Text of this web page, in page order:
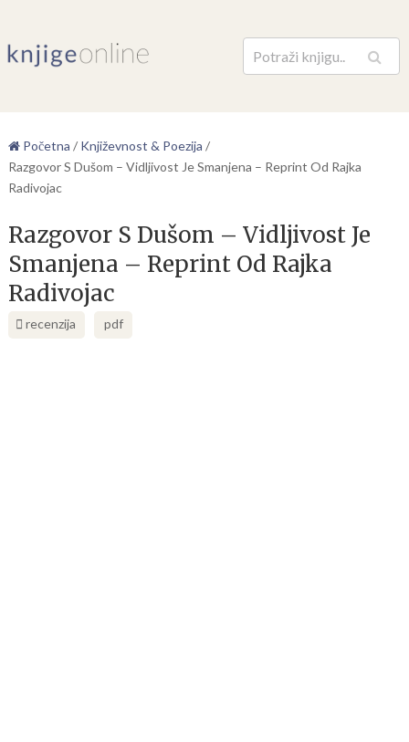
Pretraga
Početna / Književnost & Poezija /
Razgovor S Dušom – Vidljivost Je Smanjena – Reprint Od Rajka
Radivojac
Razgovor S Dušom – Vidljivost Je
Smanjena – Reprint Od Rajka
Radivojac
recenzija pdf